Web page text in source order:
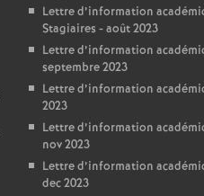
Lettre d’information
Stagiaires - août 2023
Lettre d’information
septembre 2023
Lettre d’information
2023
Lettre d’information
nov 2023
Lettre d’information
dec 2023